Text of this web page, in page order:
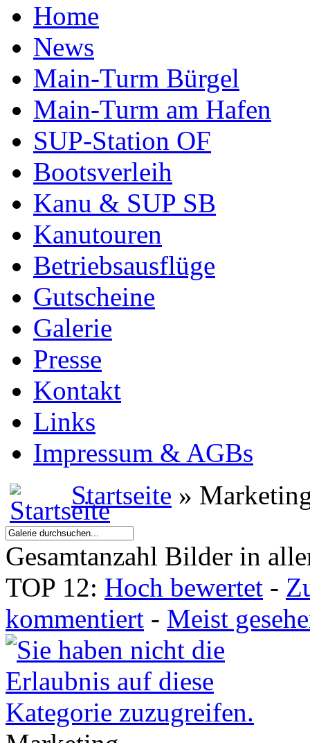
Home
News
Main-Turm Bürgel
Main-Turm am Hafen
SUP-Station OF
Bootsverleih
Kanu & SUP SB
Kanutouren
Betriebsausflüge
Gutscheine
Galerie
Presse
Kontakt
Links
Impressum & AGBs
Startseite »
Gesamtanzahl Bilder in
TOP 12: Hoch bewertet -
kommentiert - Meist